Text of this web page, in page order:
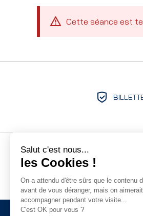
Salut c'est nous...
les Cookies !
On a attendu d'être sûrs que le contenu
avant de vous déranger, mais on
accompagner pendant votre visite...
C'est OK pour vous ?
Cette séance est